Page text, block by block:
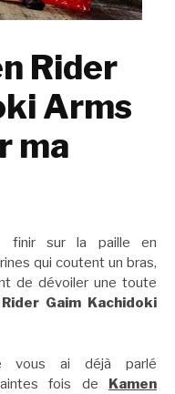
Rider
Arms
ma
finir sur la paille en
qui coutent un bras,
de dévoiler une toute
Gaim Kachidoki
vous ai déjà parlé
fois de Kamen